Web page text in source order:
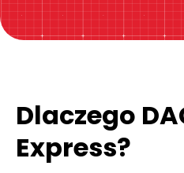
Dlaczego
Express?